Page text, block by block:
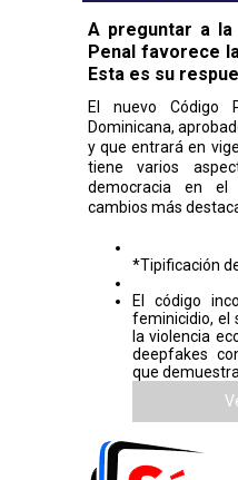
A preguntar a la
Penal favorece
Esta es su
El nuevo Código
Dominicana,
y que entrará en
tiene varios
democracia en
cambios más
*Tipificación
El código
feminicidio, el
la violencia
deepfakes
que